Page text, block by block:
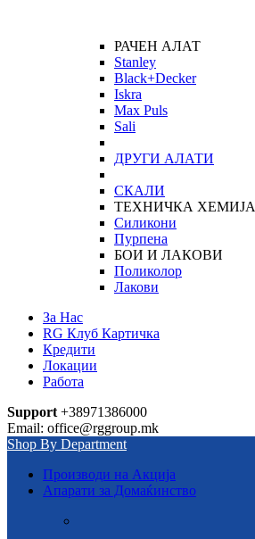
РАЧЕН АЛАТ
Stanley
Black+Decker
Iskra
Max Puls
Sali
ДРУГИ АЛАТИ
СКАЛИ
ТЕХНИЧКА ХЕМИЈА
Силикони
Пурпена
БОИ И ЛАКОВИ
Поликолор
Лакови
За Нас
RG Клуб Картичка
Кредити
Локации
Работа
Support +38971386000
Email: office@rggroup.mk
Shop By Department
Производи на Акција
Апарати за Домаќинство